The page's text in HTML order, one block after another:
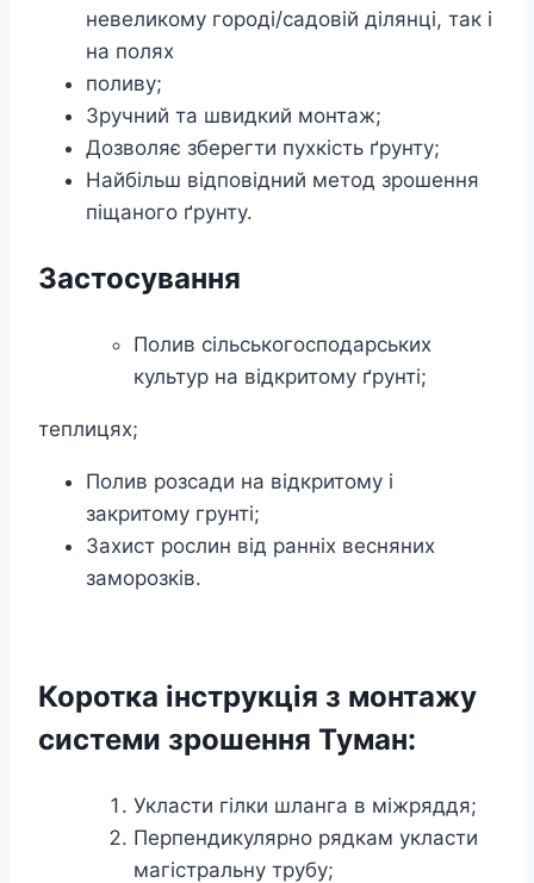
невеликому городі/садовій ділянці, так і
на полях
поливу;
Зручний та швидкий монтаж;
Дозволяє зберегти пухкість ґрунту;
Найбільш відповідний метод зрошення
піщаного ґрунту.
Застосування
Полив сільськогосподарських
культур на відкритому ґрунті;
теплицях;
Полив розсади на відкритому і
закритому грунті;
Захист рослин від ранніх весняних
заморозків.
Коротка інструкція з монтажу
системи зрошення Туман:
Укласти гілки шланга в міжряддя;
Перпендикулярно рядкам укласти
магістральну трубу;